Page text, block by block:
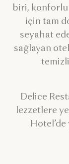
biri,
için tam
seyahat
sağlayan
Delice
lezzetlere